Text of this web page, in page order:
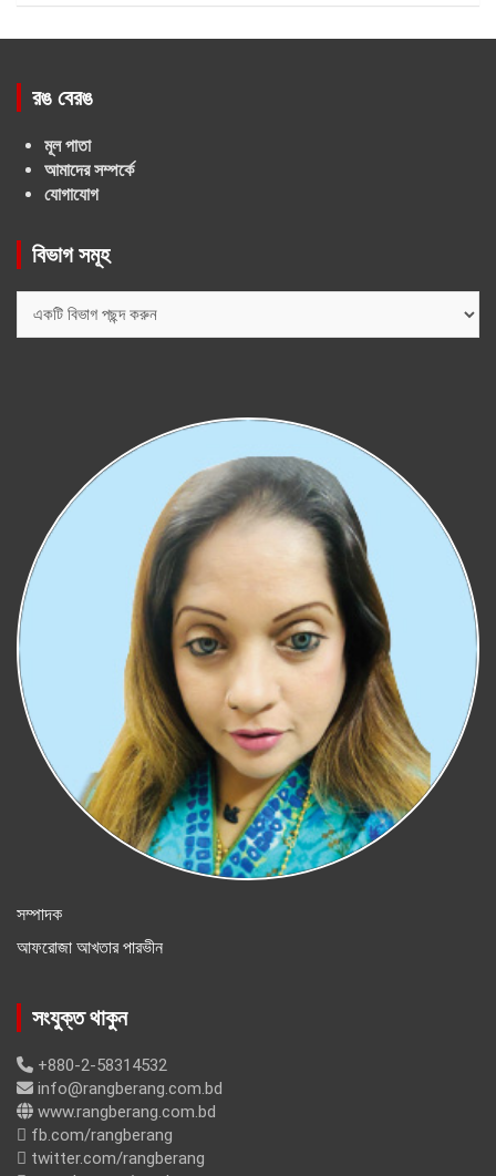
রঙ বেরঙ
মূল পাতা
আমাদের সম্পর্কে
যোগাযোগ
বিভাগ সমূহ
সম্পাদক
আফরোজা আখতার পারভীন
সংযুক্ত থাকুন
+880-2-58314532
info@rangberang.com.bd
www.rangberang.com.bd
fb.com/rangberang
twitter.com/rangberang